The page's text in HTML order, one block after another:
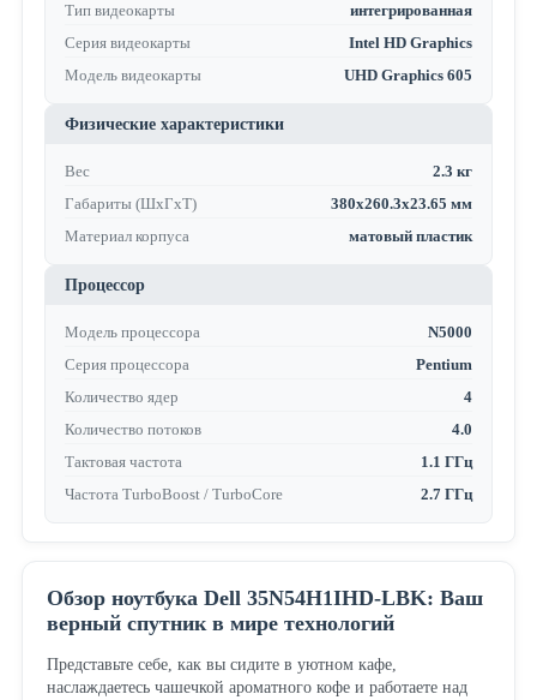
Тип видеокарты
интегрированная
Серия видеокарты
Intel HD Graphics
Модель видеокарты
UHD Graphics 605
Физические характеристики
Вес
2.3 кг
Габариты (ШхГхТ)
380x260.3x23.65 мм
Материал корпуса
матовый пластик
Процессор
Модель процессора
N5000
Серия процессора
Pentium
Количество ядер
4
Количество потоков
4.0
Тактовая частота
1.1 ГГц
Частота TurboBoost / TurboCore
2.7 ГГц
Обзор ноутбука Dell 35N54H1IHD-LBK: Ваш
верный спутник в мире технологий
Представьте себе, как вы сидите в уютном кафе,
наслаждаетесь чашечкой ароматного кофе и работаете над